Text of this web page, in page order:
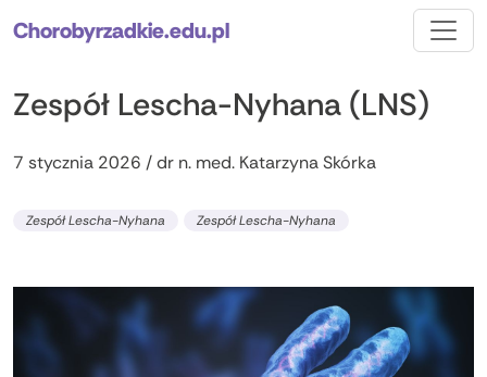
Chorobyrzadkie.edu.pl
Zespół Lescha-Nyhana (LNS)
7 stycznia 2026 / dr n. med. Katarzyna Skórka
Zespół Lescha-Nyhana Zespół Lescha-Nyhana